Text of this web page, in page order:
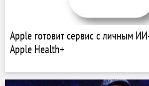
Apple готовит сервис с личным
Apple Health+